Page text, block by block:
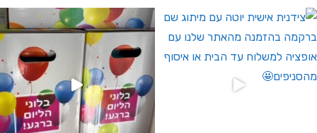
לחברי מועדון ומצטרפים חדשים🤍